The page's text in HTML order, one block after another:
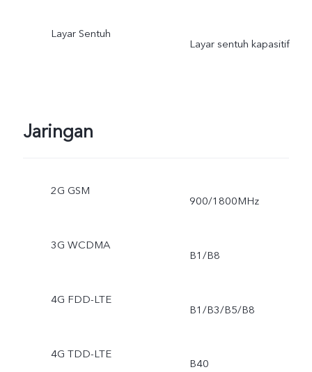
Layar Sentuh
Layar sentuh kapasitif
Jaringan
2G GSM
900/1800MHz
3G WCDMA
B1/B8
4G FDD-LTE
B1/B3/B5/B8
4G TDD-LTE
B40